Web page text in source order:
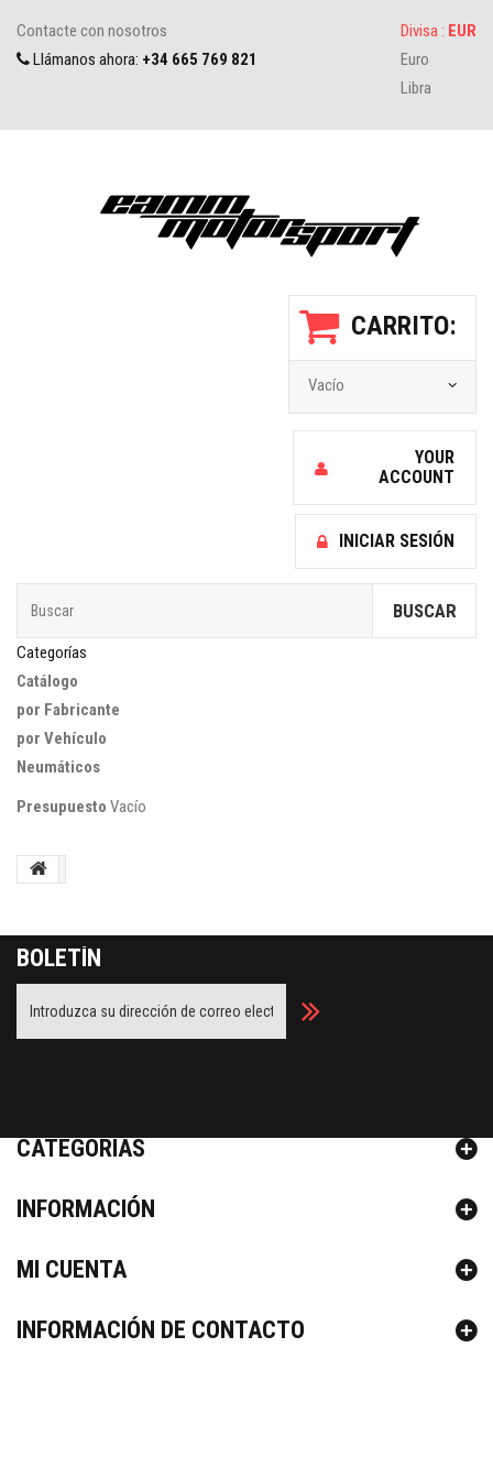
Divisa : EUR
Euro
Libra
Contacte con nosotros
Llámanos ahora: +34 665 769 821
CARRITO:
Vacío
YOUR
ACCOUNT
INICIAR SESIÓN
BUSCAR
Categorías
Catálogo
por Fabricante
por Vehículo
Neumáticos
Presupuesto Vacío
BOLETÍN
CATEGORÍAS
INFORMACIÓN
MI CUENTA
INFORMACIÓN DE CONTACTO